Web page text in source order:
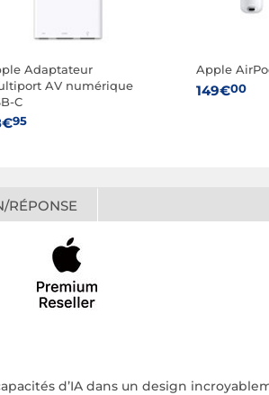
Adaptateur
AV numérique
C
95
Apple
149€00
RÉPONSE
d’IA dans un design